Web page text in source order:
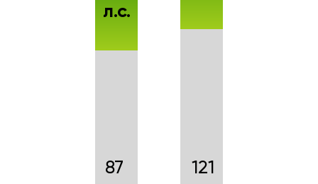
87
л.с.
121